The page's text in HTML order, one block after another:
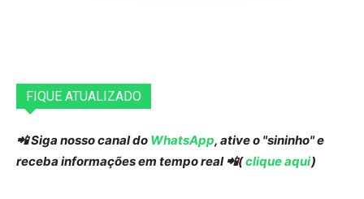
FIQUE ATUALIZADO
📲 Siga nosso canal do WhatsApp, ative o "sininho" e
receba informações em tempo real 📲(clique aqui)